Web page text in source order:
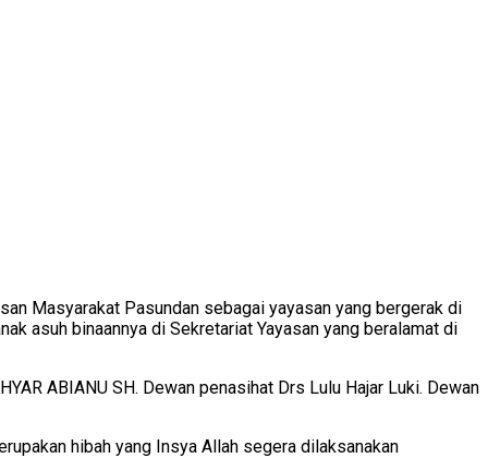
Masyarakat Pasundan sebagai yayasan yang bergerak di
asuh binaannya di Sekretariat Yayasan yang beralamat di
ABIANU SH. Dewan penasihat Drs Lulu Hajar Luki. Dewan
hibah yang Insya Allah segera dilaksanakan